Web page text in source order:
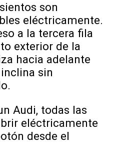
son
eléctricamente.
a la tercera fila
exterior de la
hacia adelante
sin
Audi, todas las
eléctricamente
desde el